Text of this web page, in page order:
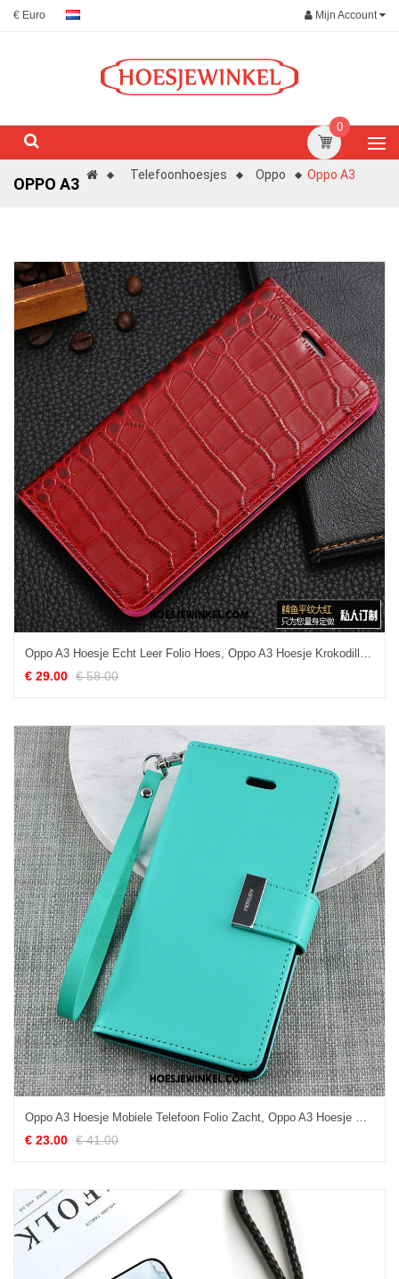
€ Euro Mijn Account
0
OPPO A3 Telefoonhoesjes Oppo Oppo A3
Oppo A3 Hoesje Echt Leer Folio Hoes, Oppo A3 Hoesje Krokodillenleer Mobiele Telefoon
€ 29.00 € 58.00
Oppo A3 Hoesje Mobiele Telefoon Folio Zacht, Oppo A3 Hoesje Bescherming Groen
€ 23.00 € 41.00